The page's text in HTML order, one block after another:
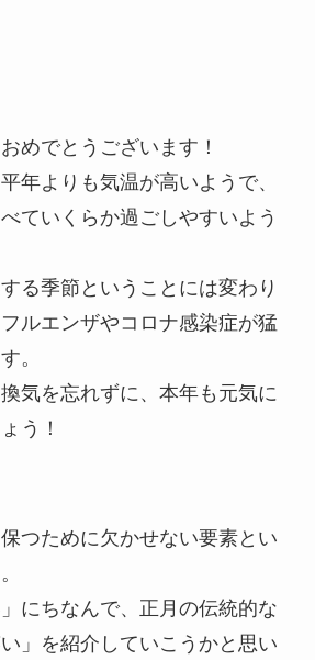
めでとうございます！
年よりも気温が高いようで、
ていくらか過ごしやすいよう
る季節ということには変わり
ルエンザやコロナ感染症が猛
。
気を忘れずに、本年も元気に
う！
つために欠かせない要素とい
にちなんで、正月の伝統的な
」を紹介していこうかと思い